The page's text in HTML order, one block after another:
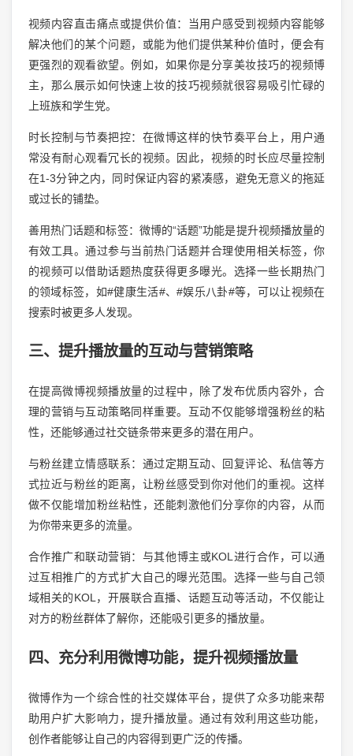
视频内容直击痛点或提供价值：当用户感受到视频内容能够
解决他们的某个问题，或能为他们提供某种价值时，便会有
更强烈的观看欲望。例如，如果你是分享美妆技巧的视频博
主，那么展示如何快速上妆的技巧视频就很容易吸引忙碌的
上班族和学生党。
时长控制与节奏把控：在微博这样的快节奏平台上，用户通
常没有耐心观看冗长的视频。因此，视频的时长应尽量控制
在1-3分钟之内，同时保证内容的紧凑感，避免无意义的拖延
或过长的铺垫。
善用热门话题和标签：微博的“话题”功能是提升视频播放量的
有效工具。通过参与当前热门话题并合理使用相关标签，你
的视频可以借助话题热度获得更多曝光。选择一些长期热门
的领域标签，如#健康生活#、#娱乐八卦#等，可以让视频在
搜索时被更多人发现。
三、提升播放量的互动与营销策略
在提高微博视频播放量的过程中，除了发布优质内容外，合
理的营销与互动策略同样重要。互动不仅能够增强粉丝的粘
性，还能够通过社交链条带来更多的潜在用户。
与粉丝建立情感联系：通过定期互动、回复评论、私信等方
式拉近与粉丝的距离，让粉丝感受到你对他们的重视。这样
做不仅能增加粉丝粘性，还能刺激他们分享你的内容，从而
为你带来更多的流量。
合作推广和联动营销：与其他博主或KOL进行合作，可以通
过互相推广的方式扩大自己的曝光范围。选择一些与自己领
域相关的KOL，开展联合直播、话题互动等活动，不仅能让
对方的粉丝群体了解你，还能吸引更多的播放量。
四、充分利用微博功能，提升视频播放量
微博作为一个综合性的社交媒体平台，提供了众多功能来帮
助用户扩大影响力，提升播放量。通过有效利用这些功能，
创作者能够让自己的内容得到更广泛的传播。